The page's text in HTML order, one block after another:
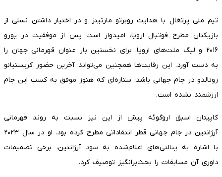
تیم ملی پرتغال با هدایت روبرتو مارتینز و در اختیار داشتن نسلی از
بازیکنان مطرح فوتبال اروپا، امیدوار است پس از موفقیت در یورو
۲۰۱۶ و لیگ ملت‌های اروپا، برای نخستین بار عنوان قهرمانی جهان را
به دست آورد. این رقابت‌ها همچنین می‌تواند آخرین حضور کریستیانو
رونالدو در جام جهانی باشد؛ ستاره‌ای که هنوز موفق به کسب این جام
ارزشمند نشده است.
کاپیتان اسبق اروگوئه پیش از این نیز نسبت به روند قهرمانی
آرژانتین در جام جهانی قطر انتقاداتی مطرح کرده بود. او در سال ۲۰۲۳
با اشاره به پنالتی‌های اعلام‌شده به سود آرژانتین، برخی تصمیمات
داوری آن مسابقات را بحث‌برانگیز توصیف کرد.